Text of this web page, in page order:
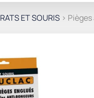
RATS ET SOURIS >